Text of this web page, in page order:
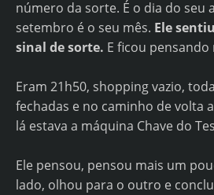
número da sorte. É o dia do seu
setembro é o seu mês. Ele
sinal de sorte. E ficou pensando
Eram 21h50, shopping vazio,
fechadas e no caminho de volta
lá estava a máquina Chave do
Ele pensou, pensou mais um
lado, olhou para o outro e